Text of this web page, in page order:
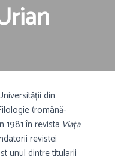
din
(română-
1981 în revista Viața
revistei
unul dintre titularii